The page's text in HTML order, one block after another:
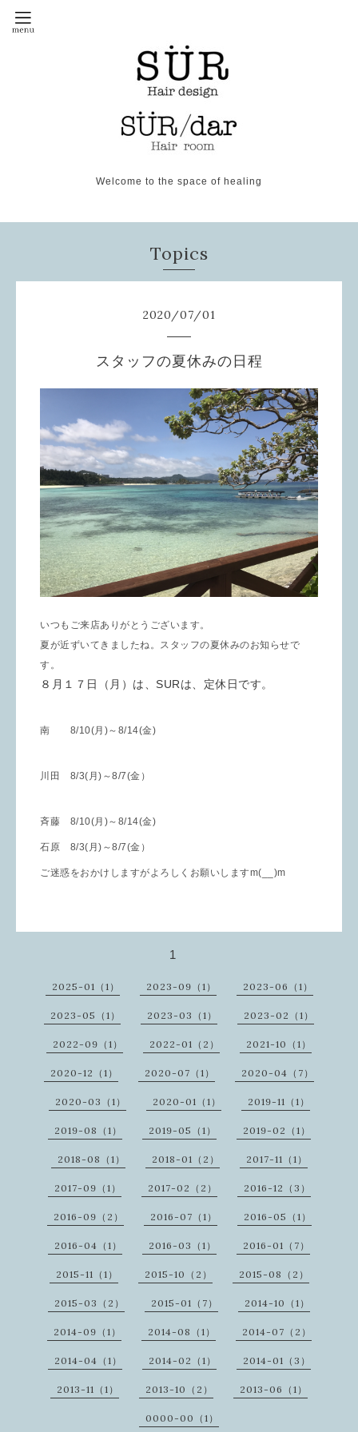
Welcome to the space of healing
Topics
2020/07/01
スタッフの夏休みの日程
いつもご来店ありがとうございます。
夏が近ずいてきましたね。 スタッフの夏休みのお知らせで
す。
８月１７日（月）は、SURは、定休日です。
南 8/10(月)～8/14(金)
川田 8/3(月)～8/7(金）
斉藤 8/10(月)～8/14(金)
石原 8/3(月)～8/7(金）
ご迷惑をおかけしますがよろしくお願いしますm(__)m
1
2025-01（1） 2023-09（1） 2023-06（1）
2023-05（1） 2023-03（1） 2023-02（1）
2022-09（1） 2022-01（2） 2021-10（1）
2020-12（1） 2020-07（1） 2020-04（7）
2020-03（1） 2020-01（1） 2019-11（1）
2019-08（1） 2019-05（1） 2019-02（1）
2018-08（1） 2018-01（2） 2017-11（1）
2017-09（1） 2017-02（2） 2016-12（3）
2016-09（2） 2016-07（1） 2016-05（1）
2016-04（1） 2016-03（1） 2016-01（7）
2015-11（1） 2015-10（2） 2015-08（2）
2015-03（2） 2015-01（7） 2014-10（1）
2014-09（1） 2014-08（1） 2014-07（2）
2014-04（1） 2014-02（1） 2014-01（3）
2013-11（1） 2013-10（2） 2013-06（1）
0000-00（1）